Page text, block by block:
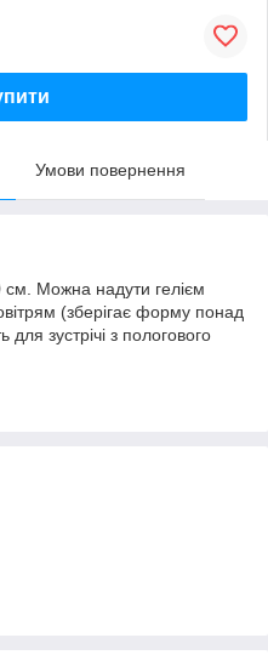
Умови повернення
см. Можна надути гелієм
(зберігає форму понад
для зустрічі з пологового